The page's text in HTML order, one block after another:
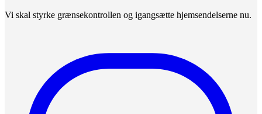
Vi skal styrke grænsekontrollen og igangsætte hjemsendelserne nu.